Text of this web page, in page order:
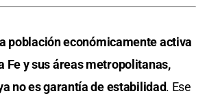
población económicamente activa
Fe y sus áreas metropolitanas,
no es garantía de estabilidad. Ese